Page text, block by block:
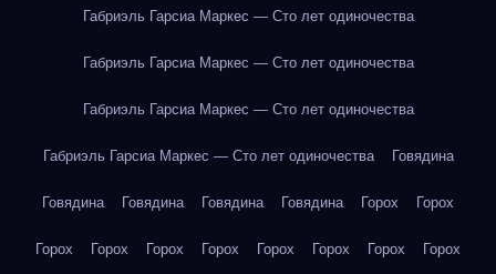
Габриэль Гарсиа Маркес — Сто лет одиночества
Габриэль Гарсиа Маркес — Сто лет одиночества
Габриэль Гарсиа Маркес — Сто лет одиночества
Габриэль Гарсиа Маркес — Сто лет одиночества Говядина
Говядина Говядина Говядина Говядина Горох Горох
Горох Горох Горох Горох Горох Горох Горох Горох